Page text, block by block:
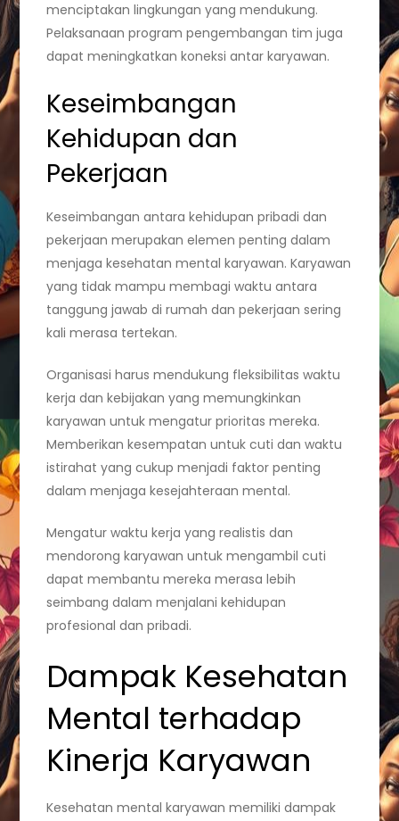
menciptakan lingkungan yang mendukung.
Pelaksanaan program pengembangan tim juga
dapat meningkatkan koneksi antar karyawan.
Keseimbangan
Kehidupan dan
Pekerjaan
Keseimbangan antara kehidupan pribadi dan
pekerjaan merupakan elemen penting dalam
menjaga kesehatan mental karyawan. Karyawan
yang tidak mampu membagi waktu antara
tanggung jawab di rumah dan pekerjaan sering
kali merasa tertekan.
Organisasi harus mendukung fleksibilitas waktu
kerja dan kebijakan yang memungkinkan
karyawan untuk mengatur prioritas mereka.
Memberikan kesempatan untuk cuti dan waktu
istirahat yang cukup menjadi faktor penting
dalam menjaga kesejahteraan mental.
Mengatur waktu kerja yang realistis dan
mendorong karyawan untuk mengambil cuti
dapat membantu mereka merasa lebih
seimbang dalam menjalani kehidupan
profesional dan pribadi.
Dampak Kesehatan
Mental terhadap
Kinerja Karyawan
Kesehatan mental karyawan memiliki dampak